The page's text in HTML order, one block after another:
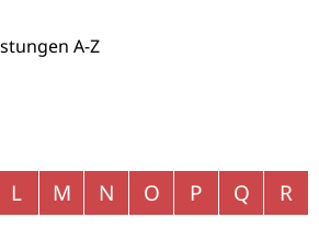
A-Z
L M N O P Q
R